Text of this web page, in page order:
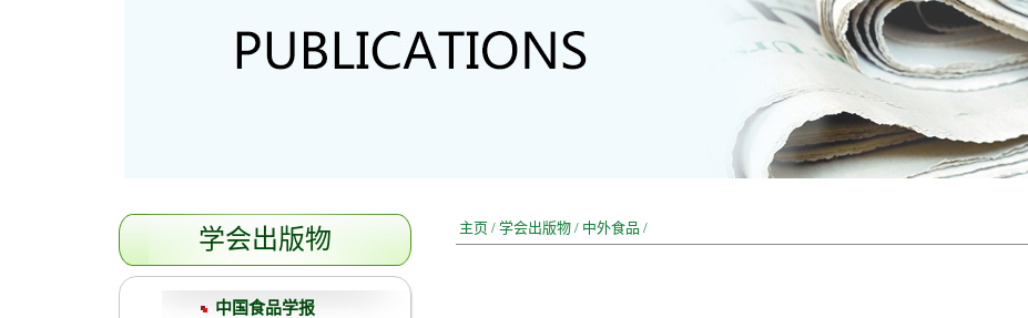
学会出版物
中国食品学报
主页 / 学会出版物 / 中外食品 /